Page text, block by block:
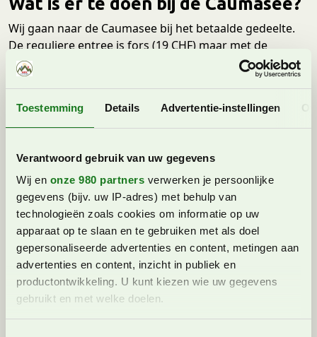
Toestemming Details Advertentie-instellingen
Verantwoord gebruik van uw gegevens
Wij en onze 980 partners verwerken je persoonlijke
gegevens (bijv. uw IP-adres) met behulp van
technologieën zoals cookies om informatie op uw
apparaat op te slaan en te gebruiken met als doel
gepersonaliseerde advertenties en content, metingen aan
advertenties en content, inzicht in publiek en
productontwikkeling. U kunt kiezen wie uw gegevens
gebruikt en met welke doelen.
Wij gaan naar de Caumasee bij het betaalde gedeelte.
De reguliere entree is fors (19 CHF) maar met de
gästekarte krijg je flink korting en betaal je nog maar 8
CHF per volwassene en zijn kinderen tot 17 jaar zelfs
doen, een overzicht:
de Caumasee kan je roeiboten, waterfietsen en SUPS
huren. Bij de kassa van de Caumasee gaan we linksaf en
net voorbij het restaurant zien we de steiger en de
bootjes al liggen. We besluiten een waterfiets te huren
voor een uurtje voor 15 CHF.
Met een waterfiets de Caumasee verkennen is erg leuk.
De kinderen genieten enorm en zijn druk met vissen
‘spotten’ in het hele heldere water. Bij de bootverhuur